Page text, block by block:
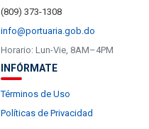
(809) 373-1308
info@portuaria.gob.do
Horario: Lun-Vie, 8AM–4PM
INFÓRMATE
Términos de Uso
Políticas de Privacidad